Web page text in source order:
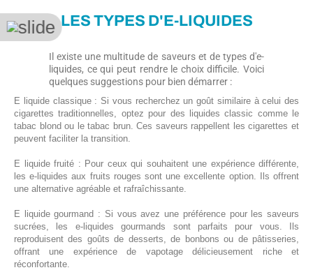
LES TYPES D'E-LIQUIDES
Il existe une multitude de saveurs et de types d'e-
liquides, ce qui peut rendre le choix difficile. Voici
quelques suggestions pour bien démarrer :
E liquide classique : Si vous recherchez un goût similaire à celui des
cigarettes traditionnelles, optez pour des liquides classic comme le
tabac blond ou le tabac brun. Ces saveurs rappellent les cigarettes et
peuvent faciliter la transition.
E liquide fruité : Pour ceux qui souhaitent une expérience différente,
les e-liquides aux fruits rouges sont une excellente option. Ils offrent
une alternative agréable et rafraîchissante.
E liquide gourmand : Si vous avez une préférence pour les saveurs
sucrées, les e-liquides gourmands sont parfaits pour vous. Ils
reproduisent des goûts de desserts, de bonbons ou de pâtisseries,
offrant une expérience de vapotage délicieusement riche et
réconfortante.